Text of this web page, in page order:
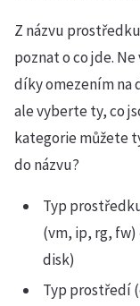
Z názvu
poznat o co jde.
díky omezením na
ale vyberte ty, co
kategorie můžete
do názvu?
Typ
(vm, ip, rg,
disk)
Typ prostředí